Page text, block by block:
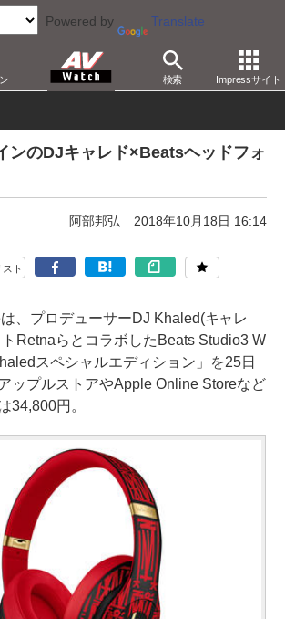
Powered by Translate
検索 Impressサイト
ヘッドフォン Beats
ンのDJキャレド×Beatsヘッドフォ
阿部邦弘 2018年10月18日 16:14
スト
、プロデューサーDJ Khaled(キャレ
トRetnaらとコラボしたBeats Studio3 W
スペシャルエディション」を25日
ップルストアやApple Online Storeなど
34,800円。